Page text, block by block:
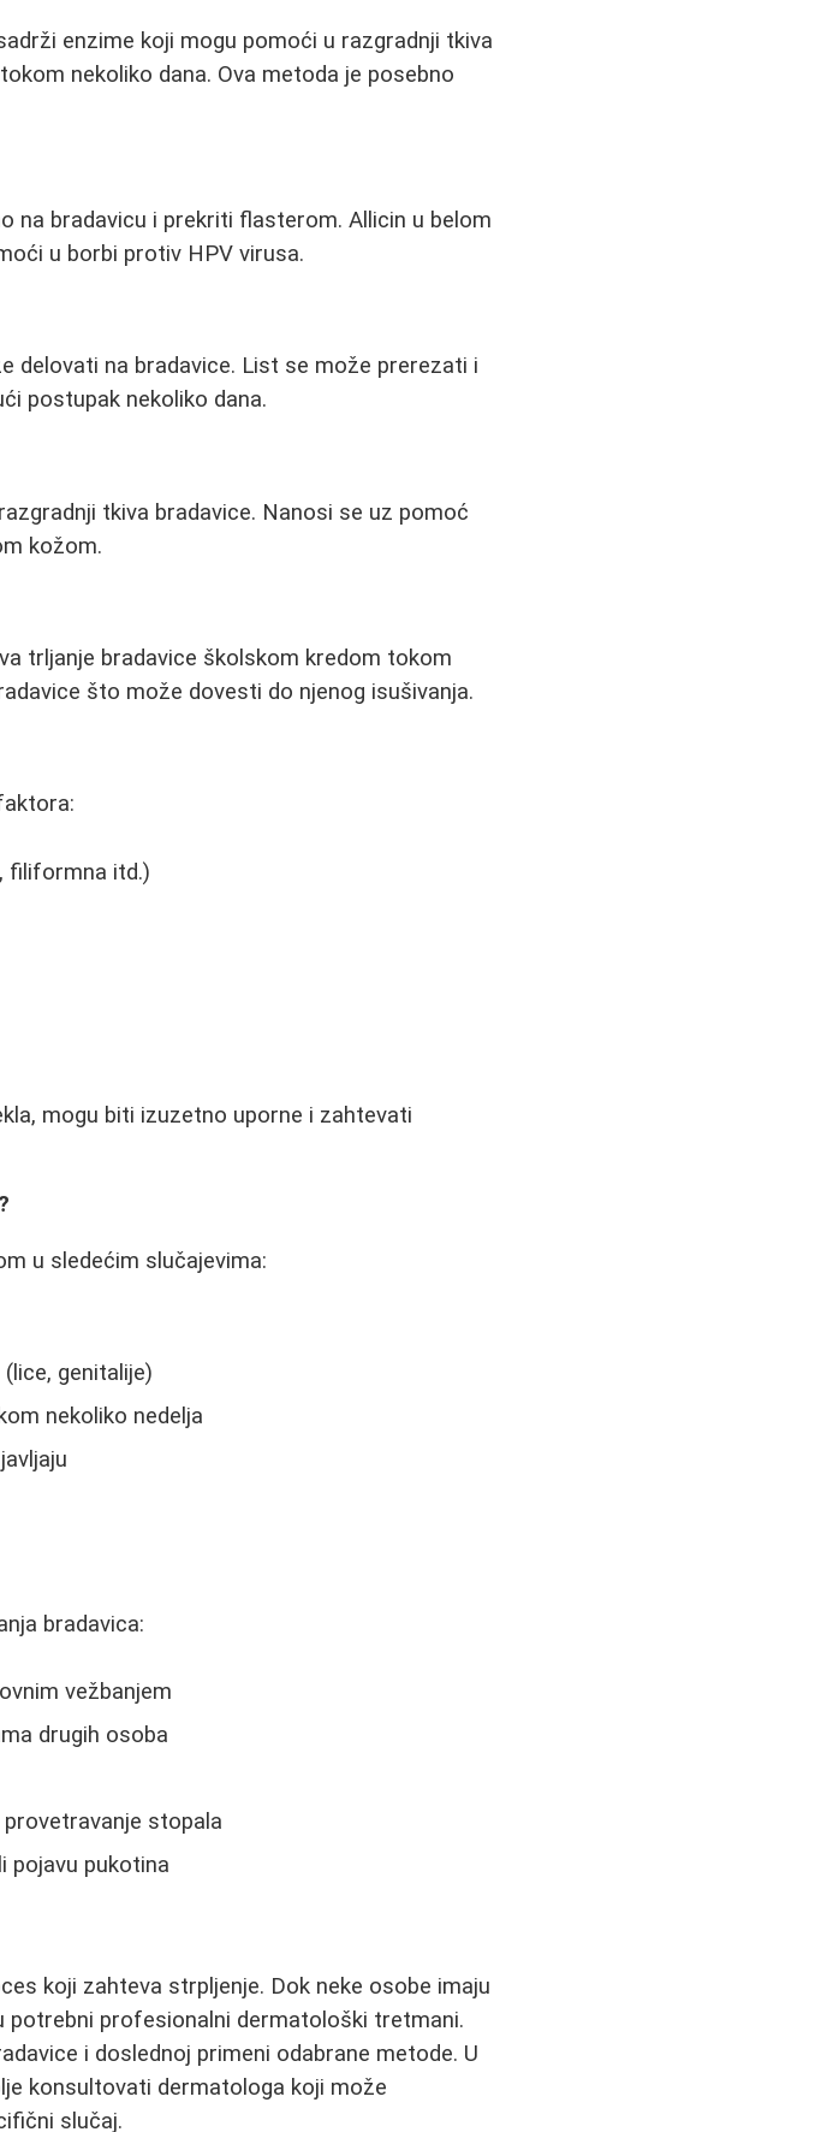
enzime koji mogu pomoći u razgradnji tkiva
nekoliko dana. Ova metoda je posebno
na bradavicu i prekriti flasterom. Allicin u belom
u borbi protiv HPV virusa.
delovati na bradavice. List se može prerezati i
postupak nekoliko dana.
tkiva bradavice. Nanosi se uz pomoć
kožom.
trljanje bradavice školskom kredom tokom
što može dovesti do njenog isušivanja.
filiformna itd.)
mogu biti izuzetno uporne i zahtevati
u sledećim slučajevima:
genitalije)
nekoliko nedelja
bradavica:
vežbanjem
drugih osoba
stopala
pojavu pukotina
koji zahteva strpljenje. Dok neke osobe imaju
potrebni profesionalni dermatološki tretmani.
i doslednoj primeni odabrane metode. U
konsultovati dermatologa koji može
slučaj.